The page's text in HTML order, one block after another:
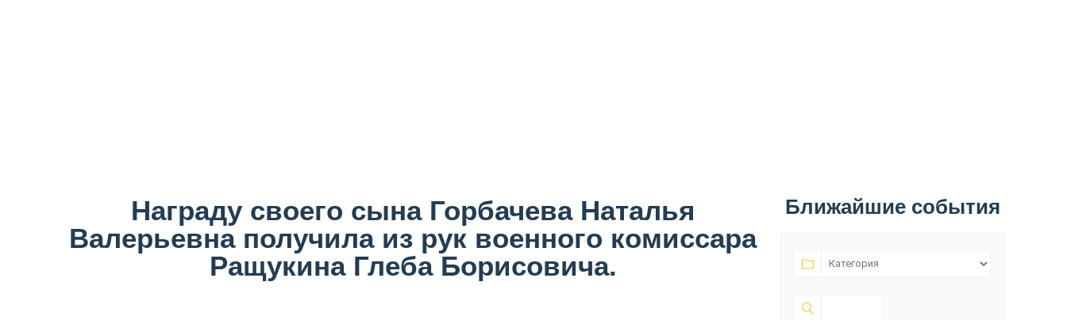
Награду своего сына Горбачева Наталья
Валерьевна получила из рук военного комиссара
Ращукина Глеба Борисовича.
Ближайшие события